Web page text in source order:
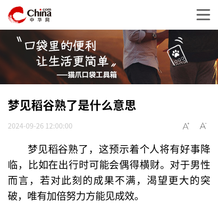
梦见稻谷熟了是什么意思
2024-09-26 12:00:00
梦见稻谷熟了，这预示着个人将有好事降
临，比如在出行时可能会偶得横财。对于男性
而言，若对此刻的成果不满，渴望更大的突
破，唯有加倍努力方能见成效。